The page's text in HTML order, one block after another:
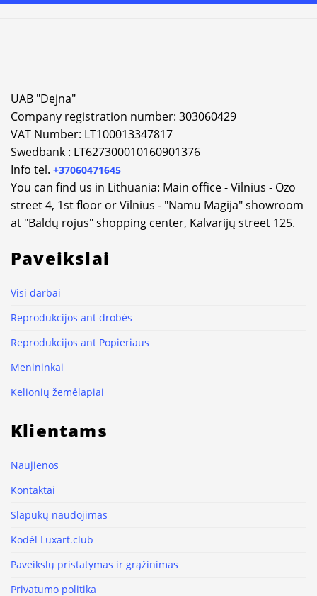
UAB "Dejna"
Company registration number: 303060429
VAT Number: LT100013347817
Swedbank : LT627300010160901376
Info tel. +37060471645
You can find us in Lithuania: Main office - Vilnius - Ozo
street 4, 1st floor or Vilnius - "Namu Magija" showroom
at "Baldų rojus" shopping center, Kalvarijų street 125.
Paveikslai
Visi darbai
Reprodukcijos ant drobės
Reprodukcijos ant Popieriaus
Menininkai
Kelionių žemėlapiai
Klientams
Naujienos
Kontaktai
Slapukų naudojimas
Kodėl Luxart.club
Paveikslų pristatymas ir grąžinimas
Privatumo politika